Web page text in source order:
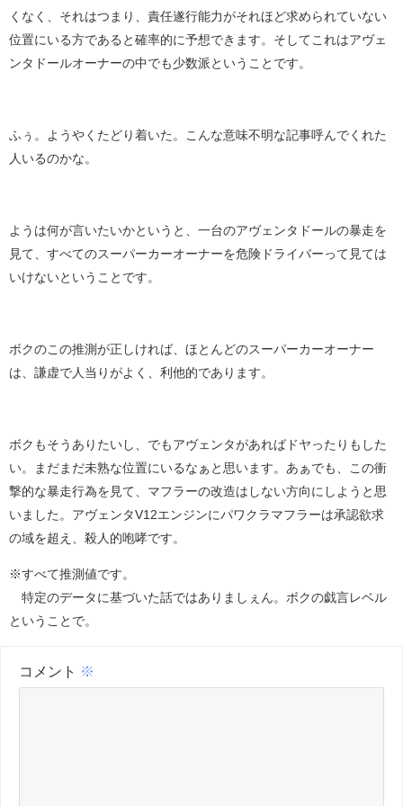
くなく、それはつまり、責任遂行能力がそれほど求められていない
位置にいる方であると確率的に予想できます。そしてこれはアヴェ
ンタドールオーナーの中でも少数派ということです。
ふぅ。ようやくたどり着いた。こんな意味不明な記事呼んでくれた
人いるのかな。
ようは何が言いたいかというと、一台のアヴェンタドールの暴走を
見て、すべてのスーパーカーオーナーを危険ドライバーって見ては
いけないということです。
ボクのこの推測が正しければ、ほとんどのスーパーカーオーナー
は、謙虚で人当りがよく、利他的であります。
ボクもそうありたいし、でもアヴェンタがあればドヤったりもした
い。まだまだ未熟な位置にいるなぁと思います。あぁでも、この衝
撃的な暴走行為を見て、マフラーの改造はしない方向にしようと思
いました。アヴェンタV12エンジンにパワクラマフラーは承認欲求
の域を超え、殺人的咆哮です。
※すべて推測値です。
特定のデータに基づいた話ではありましぇん。ボクの戯言レベル
ということで。
コメント ※